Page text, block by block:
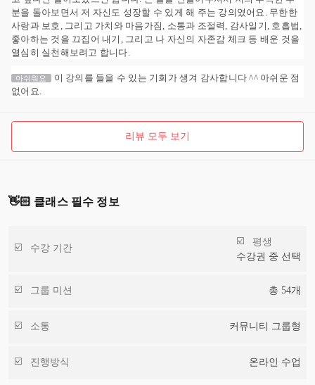
분을 돌아보면서 저 자신도 성장할 수 있게 해 주는 강의였어요. 무한한
사랑과 보호, 그리고 가치와 마음가짐, 소통과 조절력, 감사일기, 호흡법,
좋아하는 것을 끄집어 내기, 그리고 나 자신의 자존감 체크 등 배운 것을
열심히 실천해보려고 합니다.
아쉬워요
이 강의를 들을 수 있는 기회가 생겨 감사합니다 ^^ 아쉬운 점
없어요.
리뷰 모두 보기
👋🏻 클래스 필수 정보
수강 기간
평생
수강권 중 선택
그룹 미션 총 54개
소통 커뮤니티 그룹형
진행방식 온라인 수업